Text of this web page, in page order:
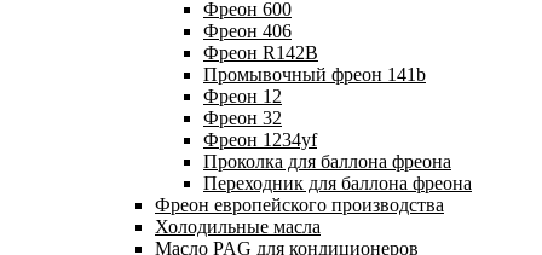
Фреон 600
Фреон 406
Фреон R142B
Промывочный фреон 141b
Фреон 12
Фреон 32
Фреон 1234yf
Проколка для баллона фреона
Переходник для баллона фреона
Фреон европейского производства
Холодильные масла
Масло PAG для кондиционеров